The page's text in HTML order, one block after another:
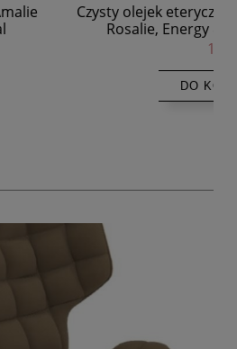
do aromaterapii Amalie
& boost 10 ml - Nordal